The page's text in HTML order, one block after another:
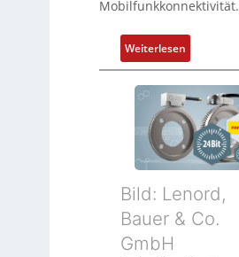
n
e
n
-
C
l
ä
s
s
t
s
c
h
Mobilfunkkonnektivität.
Weiterlesen:
M
o
b
i
f
n
Bild: Lenord,
Bauer & Co.
GmbH